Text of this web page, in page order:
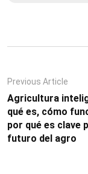
Previous Article
Agricultura
qué es, cómo
por qué es clave
futuro del agro